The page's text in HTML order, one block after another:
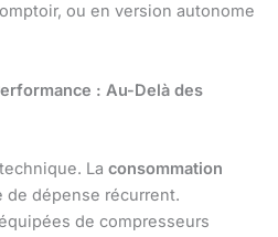
ou en version autonome
: Au-Delà des
La consommation
de dépense récurrent.
de compresseurs